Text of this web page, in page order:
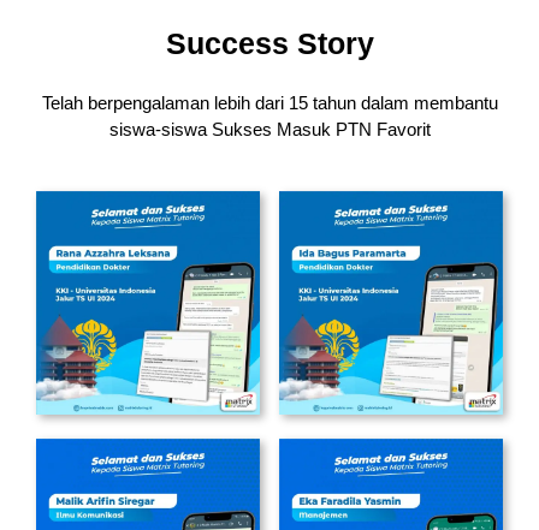
Success Story
Telah berpengalaman lebih dari 15 tahun dalam membantu
siswa-siswa Sukses Masuk PTN Favorit